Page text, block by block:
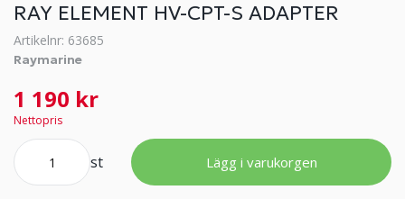
RAY ELEMENT HV-CPT-S ADAPTER
Artikelnr: 63685
Raymarine
1 190 kr
Nettopris
st Lägg i varukorgen